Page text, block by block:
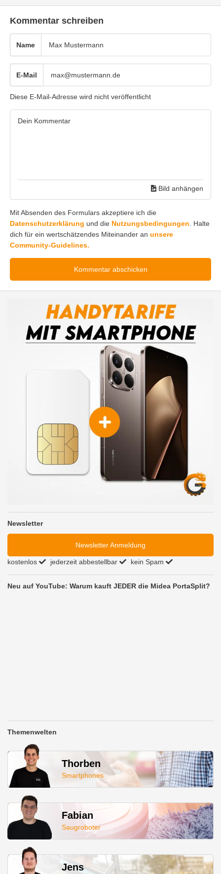
Kommentar schreiben
Name
E-Mail
Diese E-Mail-Adresse wird nicht veröffentlicht
Bild anhängen
Mit Absenden des Formulars akzeptiere ich die
Datenschutzerklärung und die Nutzungsbedingungen . Halte
dich für ein wertschätzendes Miteinander an unsere
Community-Guidelines.
Newsletter
Newsletter Anmeldung
kostenlos jederzeit abbestellbar kein Spam
Neu auf YouTube: Warum kauft JEDER die Midea PortaSplit?
Themenwelten
Thorben
Smartphones
Fabian
Saugroboter
Jens